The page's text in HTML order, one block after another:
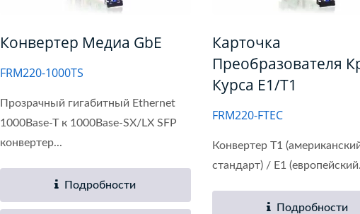
Конвертер Медиа GbE
FRM220-1000TS
Прозрачный гигабитный Ethernet
1000Base-T к 1000Base-SX/LX SFP
конвертер...
Подробности
Карточка
Преобразователя
Курса E1/T1
FRM220-FTEC
Конвертер T1
стандарт) / E1
Подробности